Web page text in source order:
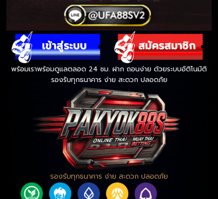
พร้อมเราพร้อมดูแลตลอด 24 ชม. ฝาก ถอนง่าย ด้วยระบบอัติโนมัติ
รองรับทุกธนาคาร ง่าย สะดวก ปลอดภัย
รองรับทุกธนาคาร ง่าย สะดวก ปลอดภัย